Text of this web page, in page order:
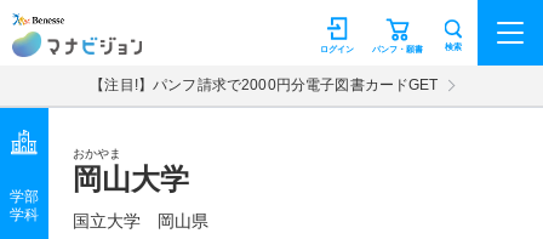
マナビジョン パンフ・願書
ログイン 検索
【注目!】パンフ請求で2000円分電子図書カードGET
おかやま
岡山大学
国立大学 岡山県
学部
学科